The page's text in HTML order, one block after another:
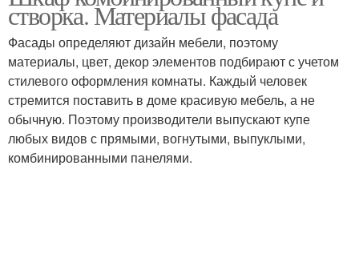
створка. Материалы фасада
Фасады определяют дизайн мебели, поэтому
материалы, цвет, декор элементов подбирают с учетом
стилевого оформления комнаты. Каждый человек
стремится поставить в доме красивую мебель, а не
обычную. Поэтому производители выпускают купе
любых видов с прямыми, вогнутыми, выпуклыми,
комбинированными панелями.